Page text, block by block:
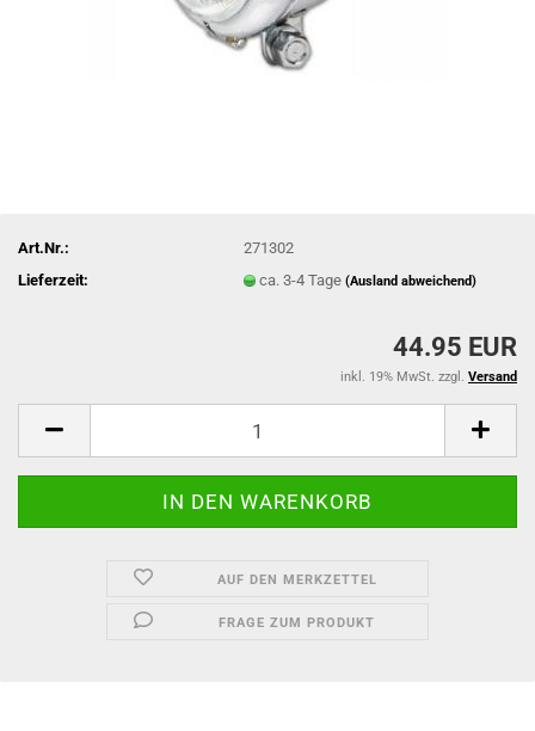
Art.Nr.:
271302
Lieferzeit:
ca. 3-4 Tage(Ausland abweichend)
44.95 EUR
inkl. 19% MwSt. zzgl. Versand
AUF DEN MERKZETTEL
FRAGE ZUM PRODUKT